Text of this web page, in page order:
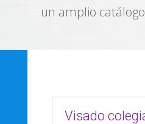
un amplio
Visado